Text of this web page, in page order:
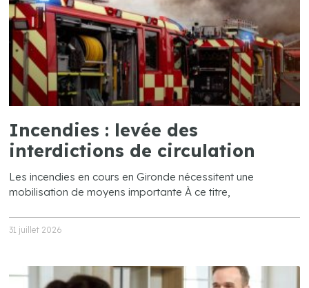
Incendies : levée des
interdictions de circulation
Les incendies en cours en Gironde nécessitent une
mobilisation de moyens importante À ce titre,
31 juillet 2026